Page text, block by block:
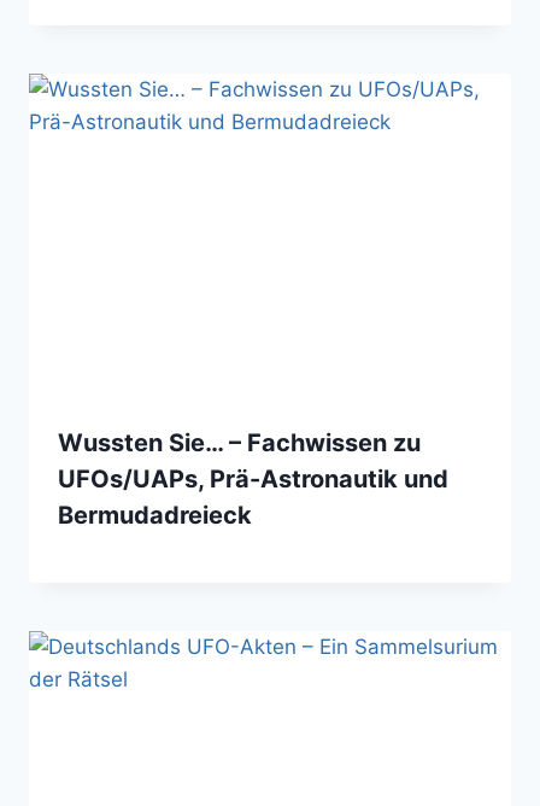
Wussten Sie… – Fachwissen zu
UFOs/UAPs, Prä-Astronautik und
Bermudadreieck